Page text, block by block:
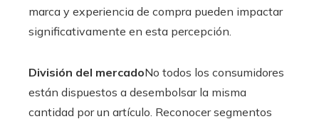
marca y experiencia de compra pueden impactar
significativamente en esta percepción.
División del mercadoNo todos los consumidores
están dispuestos a desembolsar la misma
cantidad por un artículo. Reconocer segmentos